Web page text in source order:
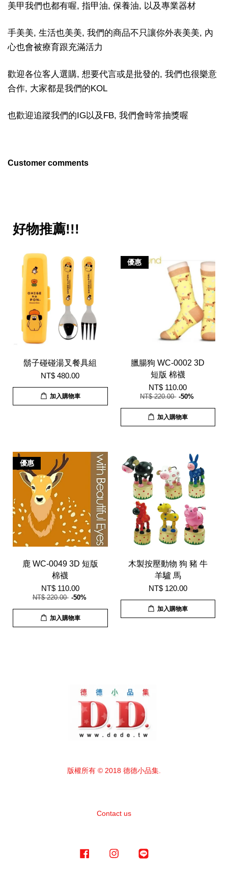
美甲我們也都有喔, 指甲油, 保養油, 以及專業器材
手美美, 生活也美美, 我們的商品不只讓你外表美美, 內
心也會被療育跟充滿活力
歡迎各位客人選購, 想要代言或是批發的, 我們也很樂意
合作, 大家都是我們的KOL
也歡迎追蹤我們的IG以及FB, 我們會時常抽獎喔
Customer comments
好物推薦!!!
鬍子碰碰湯叉餐具組
NT$ 480.00
加入購物車
優惠
臘腸狗 WC-0002 3D
短版 棉襪
NT$ 110.00
NT$ 220.00 -50%
加入購物車
優惠
鹿 WC-0049 3D 短版
棉襪
NT$ 110.00
NT$ 220.00 -50%
加入購物車
木製按壓動物 狗 豬 牛
羊驢 馬
NT$ 120.00
加入購物車
版權所有 © 2018 德德小品集.
Contact us
Facebook Instagram